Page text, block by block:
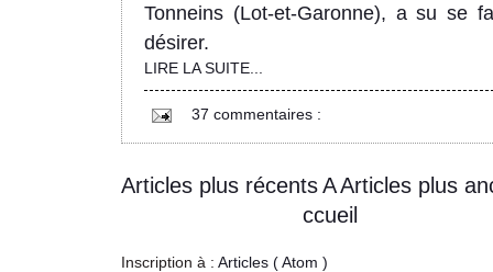
Tonneins (Lot-et-Garonne), a su se
désirer.
LIRE LA SUITE...
37 commentaires :
Articles plus récents Articles plus
A
ccueil
Inscription à : Articles ( Atom )